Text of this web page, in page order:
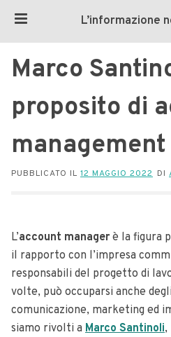
L’informazione
Marco
proposito di
management
PUBBLICATO IL 12 MAGGIO 2022 DI
L’account manager è la figura
il rapporto con l’impresa
responsabili del progetto di
volte, può occuparsi anche
comunicazione, marketing ed
siamo rivolti a Marco Santinoli,